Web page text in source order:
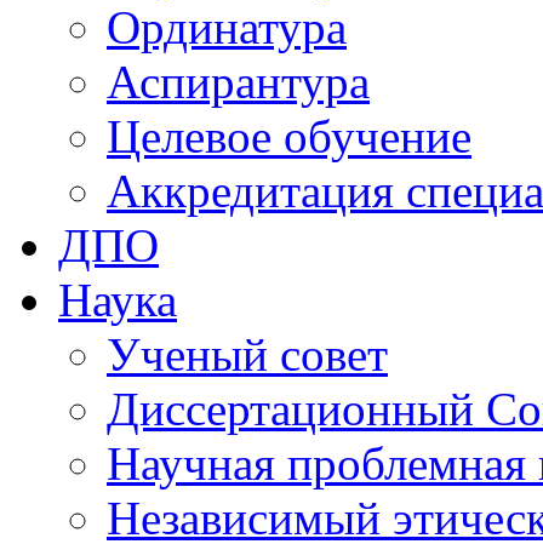
Ординатура
Аспирантура
Целевое обучение
Аккредитация
ДПО
Наука
Ученый совет
Диссертационный
Научная проблемная
Независимый